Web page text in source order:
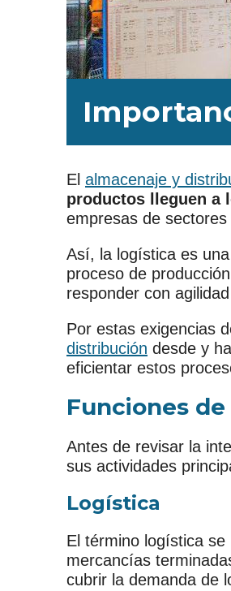
El almacenaje y
productos lleguen a
empresas de
Así, la logística es
proceso de
responder con
Por estas exigencias
distribución desde y
eficientar estos
Funciones
Antes de revisar la
sus actividades
Logística
El término logística
mercancías
cubrir la demanda de